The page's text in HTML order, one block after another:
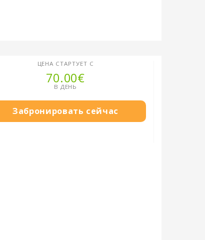
ЦЕНА СТАРТУЕТ С
70.00€
В ДЕНЬ
Забронировать сейчас